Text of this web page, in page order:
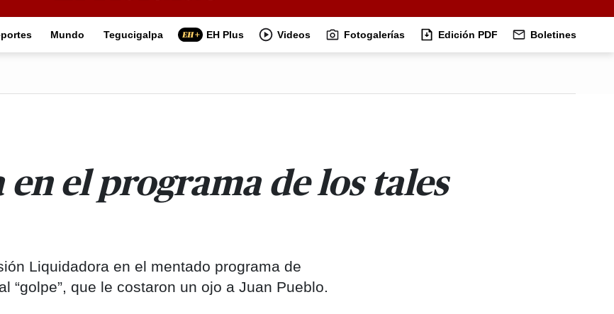
Mundo Tegucigalpa EH Plus Videos Fotogalerías Edición PDF Boletines
el programa de los tales
Liquidadora en el mentado programa de
“golpe”, que le costaron un ojo a Juan Pueblo.